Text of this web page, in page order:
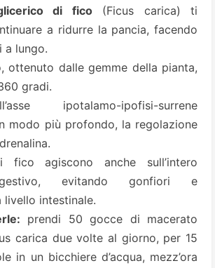
di fico(Ficus carica) ti
a ridurre la pancia, facendo
a lungo.
ottenuto dalle gemme della pianta,
gradi.
ipotalamo-ipofisi-surrene
modo più profondo, la regolazione
fico agiscono anche sull’intero
evitando gonfiori e
livello intestinale.
prendi 50 gocce di macerato
carica due volte al giorno, per 15
in un bicchiere d’acqua, mezz’ora